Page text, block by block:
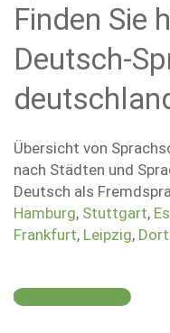
Finden Sie
Deutsch-
Übersicht von
nach Städten und
Deutsch als
Hamburg, Stuttgart,
Frankfurt, Leipzig,
Noch Fragen?